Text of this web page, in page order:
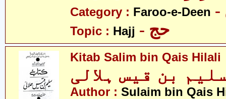
Category : Faroo-e-Deen
Topic : Hajj - حج
Kitab Salim bin Qais Hilali
Author : Sulaim bin Qais